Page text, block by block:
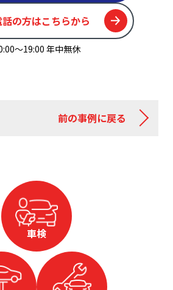
の方はこちらから
〜19:00 年中無休
前の事例に戻る
車検